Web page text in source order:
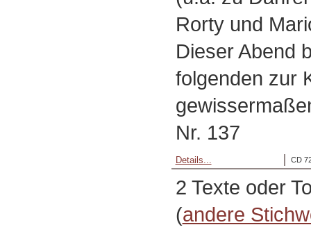
Rorty und
Dieser Abend
folgenden zur
Nr. 137
CD
Details...
2 Texte oder
(andere